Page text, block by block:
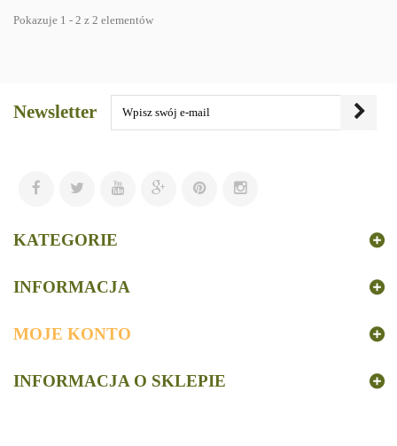
Pokazuje 1 - 2 z 2 elementów
Newsletter
KATEGORIE
INFORMACJA
MOJE KONTO
INFORMACJA O SKLEPIE